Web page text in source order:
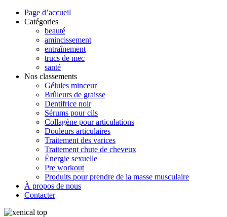
Page d’accueil
Catégories
beauté
amincissement
entraînement
trucs de mec
santé
Nos classements
Gélules minceur
Brûleurs de graisse
Dentifrice noir
Sérums pour cils
Collagène pour articulations
Douleurs articulaires
Traitement des varices
Traitement chute de cheveux
Énergie sexuelle
Pre workout
Produits pour prendre de la masse musculaire
À propos de nous
Contacter